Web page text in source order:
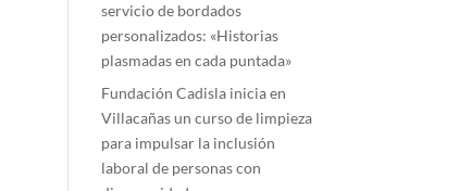
servicio de bordados
personalizados: «Historias
plasmadas en cada puntada»
Fundación Cadisla inicia en
Villacañas un curso de limpieza
para impulsar la inclusión
laboral de personas con